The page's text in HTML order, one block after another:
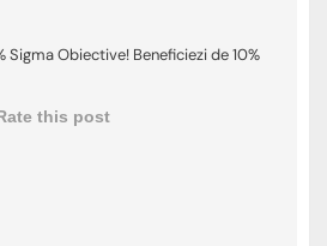
Obiective! Beneficiezi de 10%
this post